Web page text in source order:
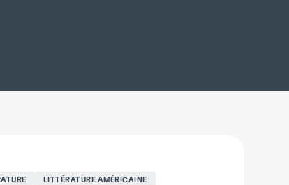
LITTÉRATURE AMÉRICAINE